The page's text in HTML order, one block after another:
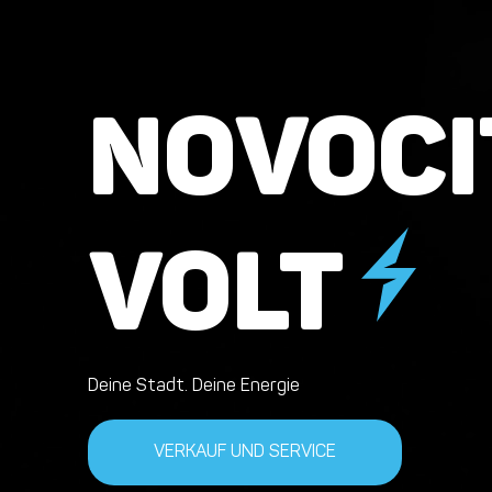
VOLT
Deine Stadt. Deine Energie
VERKAUF UND SERVICE